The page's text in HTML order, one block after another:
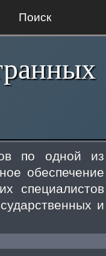
Поиск
по одной из
обеспечение
специалистов
и